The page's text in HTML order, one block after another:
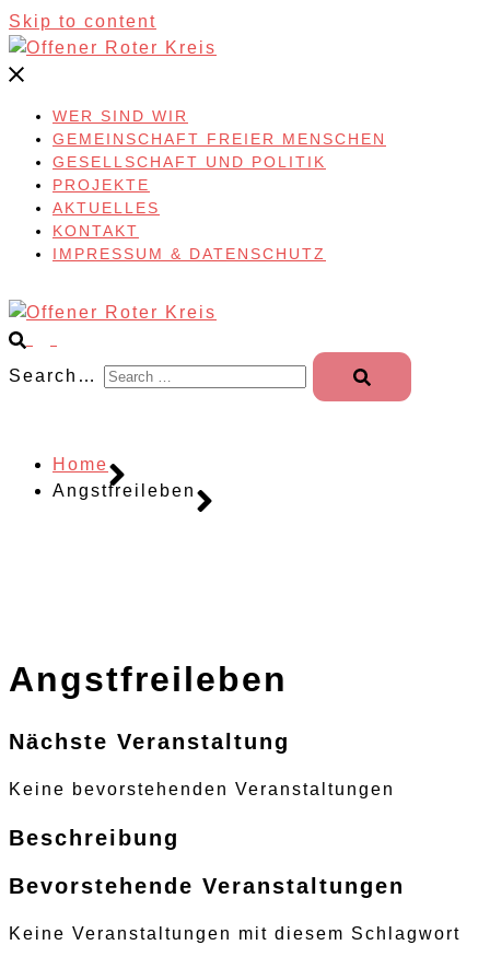
Skip to content
WER SIND WIR
GEMEINSCHAFT FREIER MENSCHEN
GESELLSCHAFT UND POLITIK
PROJEKTE
AKTUELLES
KONTAKT
IMPRESSUM & DATENSCHUTZ
Search…
Home
Angstfreileben
Angstfreileben
Nächste Veranstaltung
Keine bevorstehenden Veranstaltungen
Beschreibung
Bevorstehende Veranstaltungen
Keine Veranstaltungen mit diesem Schlagwort